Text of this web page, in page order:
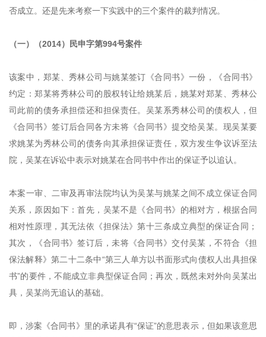
否成立。还是先来考察一下实践中的三个案件的裁判情况。
（一）（2014）民申字第994号案件
该案中，郑某、秀林公司与姚某签订《合同书》一份，《合同书》
约定：郑某将秀林公司的股权转让给姚某后，姚某对郑某、秀林公
司此前的债务承担偿还和担保责任。吴某系秀林公司的债权人，但
《合同书》签订后合同各方未将《合同书》提交给吴某。现吴某要
求姚某为秀林公司的债务向其承担保证责任，双方发生争议诉至法
院，吴某在诉讼中表示对姚某在合同书中作出的保证予以追认。
本案一审、二审及再审法院均认为吴某与姚某之间不成立保证合同
关系，原因如下：首先，吴某不是《合同书》的相对方，根据合同
相对性原理，其无法依《担保法》第十三条成立典型的保证合同；
其次，《合同书》签订后，未将《合同书》交付吴某，不符合《担
保法解释》第二十二条中“第三人单方以书面形式向债权人出具担保
书”的要件，不能成立非典型保证合同；再次，既然未对外向吴某出
具，吴某尚无追认的基础。
即，涉案《合同书》里的承诺具有“保证”的意思表示，但如果该意思